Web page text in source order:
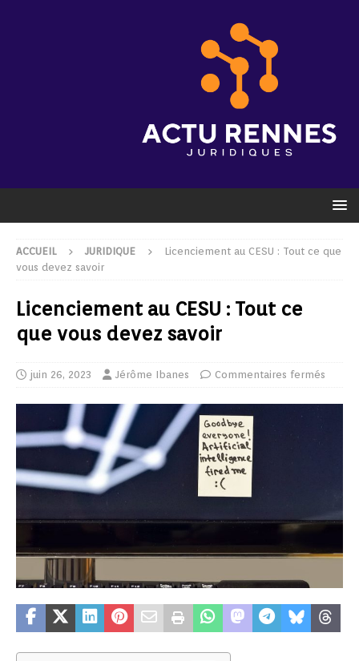
ACCUEIL JURIDIQUE
Licenciement au CESU : Tout ce que
vous devez savoir
Licenciement au CESU : Tout ce
que vous devez savoir
juin 26, 2023 Jérôme Ibanes Commentaires fermés